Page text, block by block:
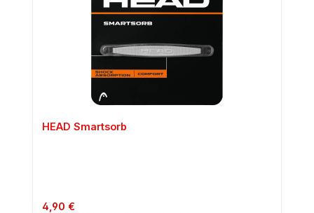
HEAD Smartsorb
Regulärer Preis:
4,90 €